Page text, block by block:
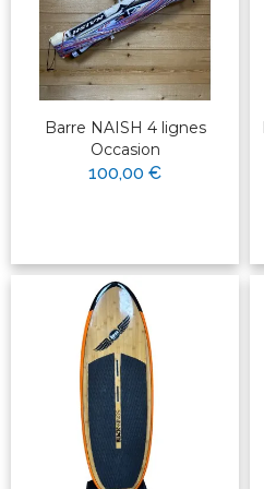
Barre NAISH 4 lignes
Occasion
100,00 €